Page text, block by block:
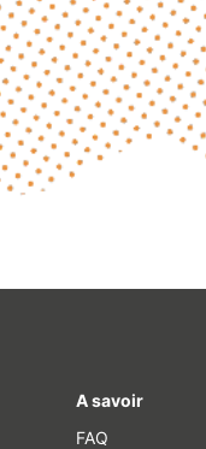
A savoir
FAQ